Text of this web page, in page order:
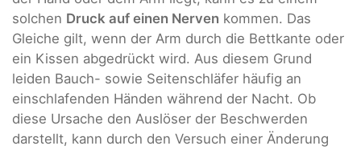
solchen Druck auf einen Nerven kommen. Das
Gleiche gilt, wenn der Arm durch die Bettkante oder
ein Kissen abgedrückt wird. Aus diesem Grund
leiden Bauch- sowie Seitenschläfer häufig an
einschlafenden Händen während der Nacht. Ob
diese Ursache den Auslöser der Beschwerden
darstellt, kann durch den Versuch einer Änderung